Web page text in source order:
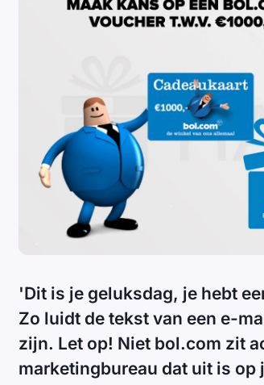
'Dit is je geluksdag, je hebt
Zo luidt de tekst van een e-
zijn. Let op! Niet bol.com zit
marketingbureau dat uit is op